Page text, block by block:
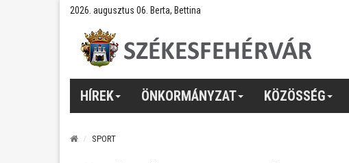
2026. augusztus 06. Berta, Bettina
HÍREK ÖNKORMÁNYZAT KÖZÖSSÉG
SPORT